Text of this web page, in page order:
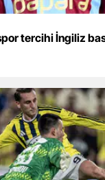
İstanbul
Kars
Kastamonu
Kayseri
tercihi İngiliz